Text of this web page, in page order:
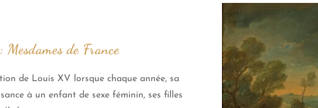
de France
de Louis XV lorsque chaque année, sa
à un enfant de sexe féminin, ses filles